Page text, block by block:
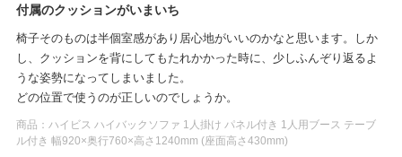
付属のクッションがいまいち
椅子そのものは半個室感があり居心地がいいのかなと思います。しか
し、クッションを背にしてもたれかかった時に、少しふんぞり返るよ
うな姿勢になってしまいました。
どの位置で使うのが正しいのでしょうか。
商品： ハイビス ハイバックソファ 1人掛け パネル付き 1人用ブース テーブ
ル付き 幅920×奥行760×高さ1240mm (座面高さ430mm)